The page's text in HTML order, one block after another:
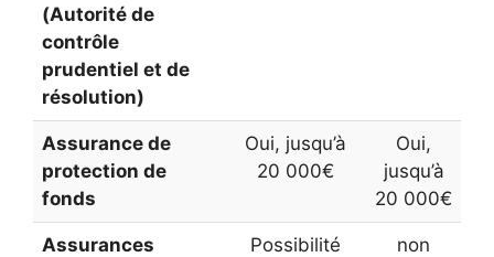
(Autorité de
contrôle
prudentiel et de
résolution)
Assurance de
protection de
fonds
Oui, jusqu’à
20 000€
Oui,
jusqu’à
20 000€
Assurances
Possibilité
non